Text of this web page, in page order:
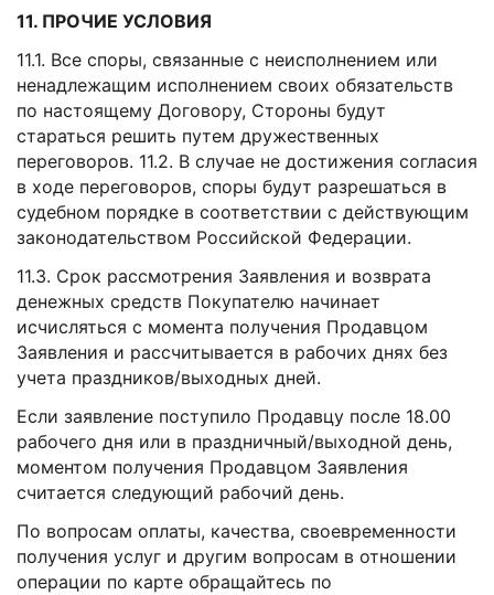
11. ПРОЧИЕ УСЛОВИЯ
11.1. Все споры, связанные с неисполнением или
ненадлежащим исполнением своих обязательств
по настоящему Договору, Стороны будут
стараться решить путем дружественных
переговоров. 11.2. В случае не достижения согласия
в ходе переговоров, споры будут разрешаться в
судебном порядке в соответствии с действующим
законодательством Российской Федерации.
11.3. Срок рассмотрения Заявления и возврата
денежных средств Покупателю начинает
исчисляться с момента получения Продавцом
Заявления и рассчитывается в рабочих днях без
учета праздников/выходных дней.
Если заявление поступило Продавцу после 18.00
рабочего дня или в праздничный/выходной день,
моментом получения Продавцом Заявления
считается следующий рабочий день.
По вопросам оплаты, качества, своевременности
получения услуг и другим вопросам в отношении
операции по карте обращайтесь по